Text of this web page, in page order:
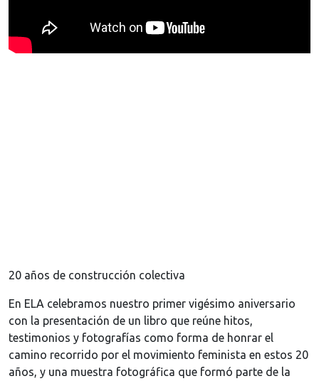
20 años de construcción colectiva
En ELA celebramos nuestro primer vigésimo aniversario
con la presentación de un libro que reúne hitos,
testimonios y fotografías como forma de honrar el
camino recorrido por el movimiento feminista en estos 20
años, y una muestra fotográfica que formó parte de la